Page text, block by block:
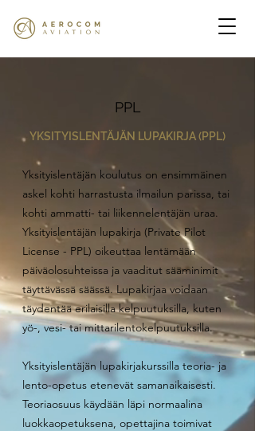
PPL
YKSITYISLENTÄJÄN LUPAKIRJA (PPL)
Yksityislentäjän koulutus on ensimmäinen
askel kohti harrastusta ilmailun parissa, tai
kohti ammatti- tai liikennelentäjän uraa.
Yksityislentäjän lupakirja (Private Pilot
License - PPL) oikeuttaa lentämään
päiväolosuhteissa ja vaaditut sääminimit
täyttävässä säässä. Lupakirjaa voidaan
täydentää erilaisilla kelpuutuksilla, kuten
yö-, vesi- tai mittarilentokelpuutuksilla.
Yksityislentäjän lupakirjakurssilla teoria- ja
lento-opetus etenevät samanaikaisesti.
Teoriaosuus käydään läpi normaalina
luokkaopetuksena, opettajina toimivat